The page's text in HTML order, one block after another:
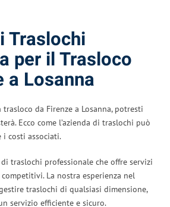
Traslochi
per il Trasloco
a Losanna
da Firenze a Losanna, potresti
Ecco come l’azienda di traslochi può
i costi associati.
di traslochi professionale che offre servizi
La nostra esperienza nel
traslochi di qualsiasi dimensione,
servizio efficiente e sicuro.